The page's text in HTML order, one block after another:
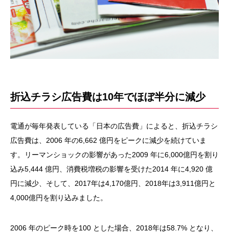
折込チラシ広告費は10年でほぼ半分に減少
電通が毎年発表している「日本の広告費」によると、折込チラシ
広告費は、2006 年の6,662 億円をピークに減少を続けていま
す。リーマンショックの影響があった2009 年に6,000億円を割り
込み5,444 億円、消費税増税の影響を受けた2014 年に4,920 億
円に減少、そして、2017年は4,170億円、2018年は3,911億円と
4,000億円を割り込みました。
2006 年のピーク時を100 とした場合、2018年は58.7% となり、